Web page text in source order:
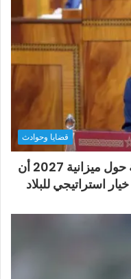
قضايا وحوادث
أخنوش يؤكد في المذكرة التوجيهية حول ميزانية 2027 أن
استراتيجي للبلاد